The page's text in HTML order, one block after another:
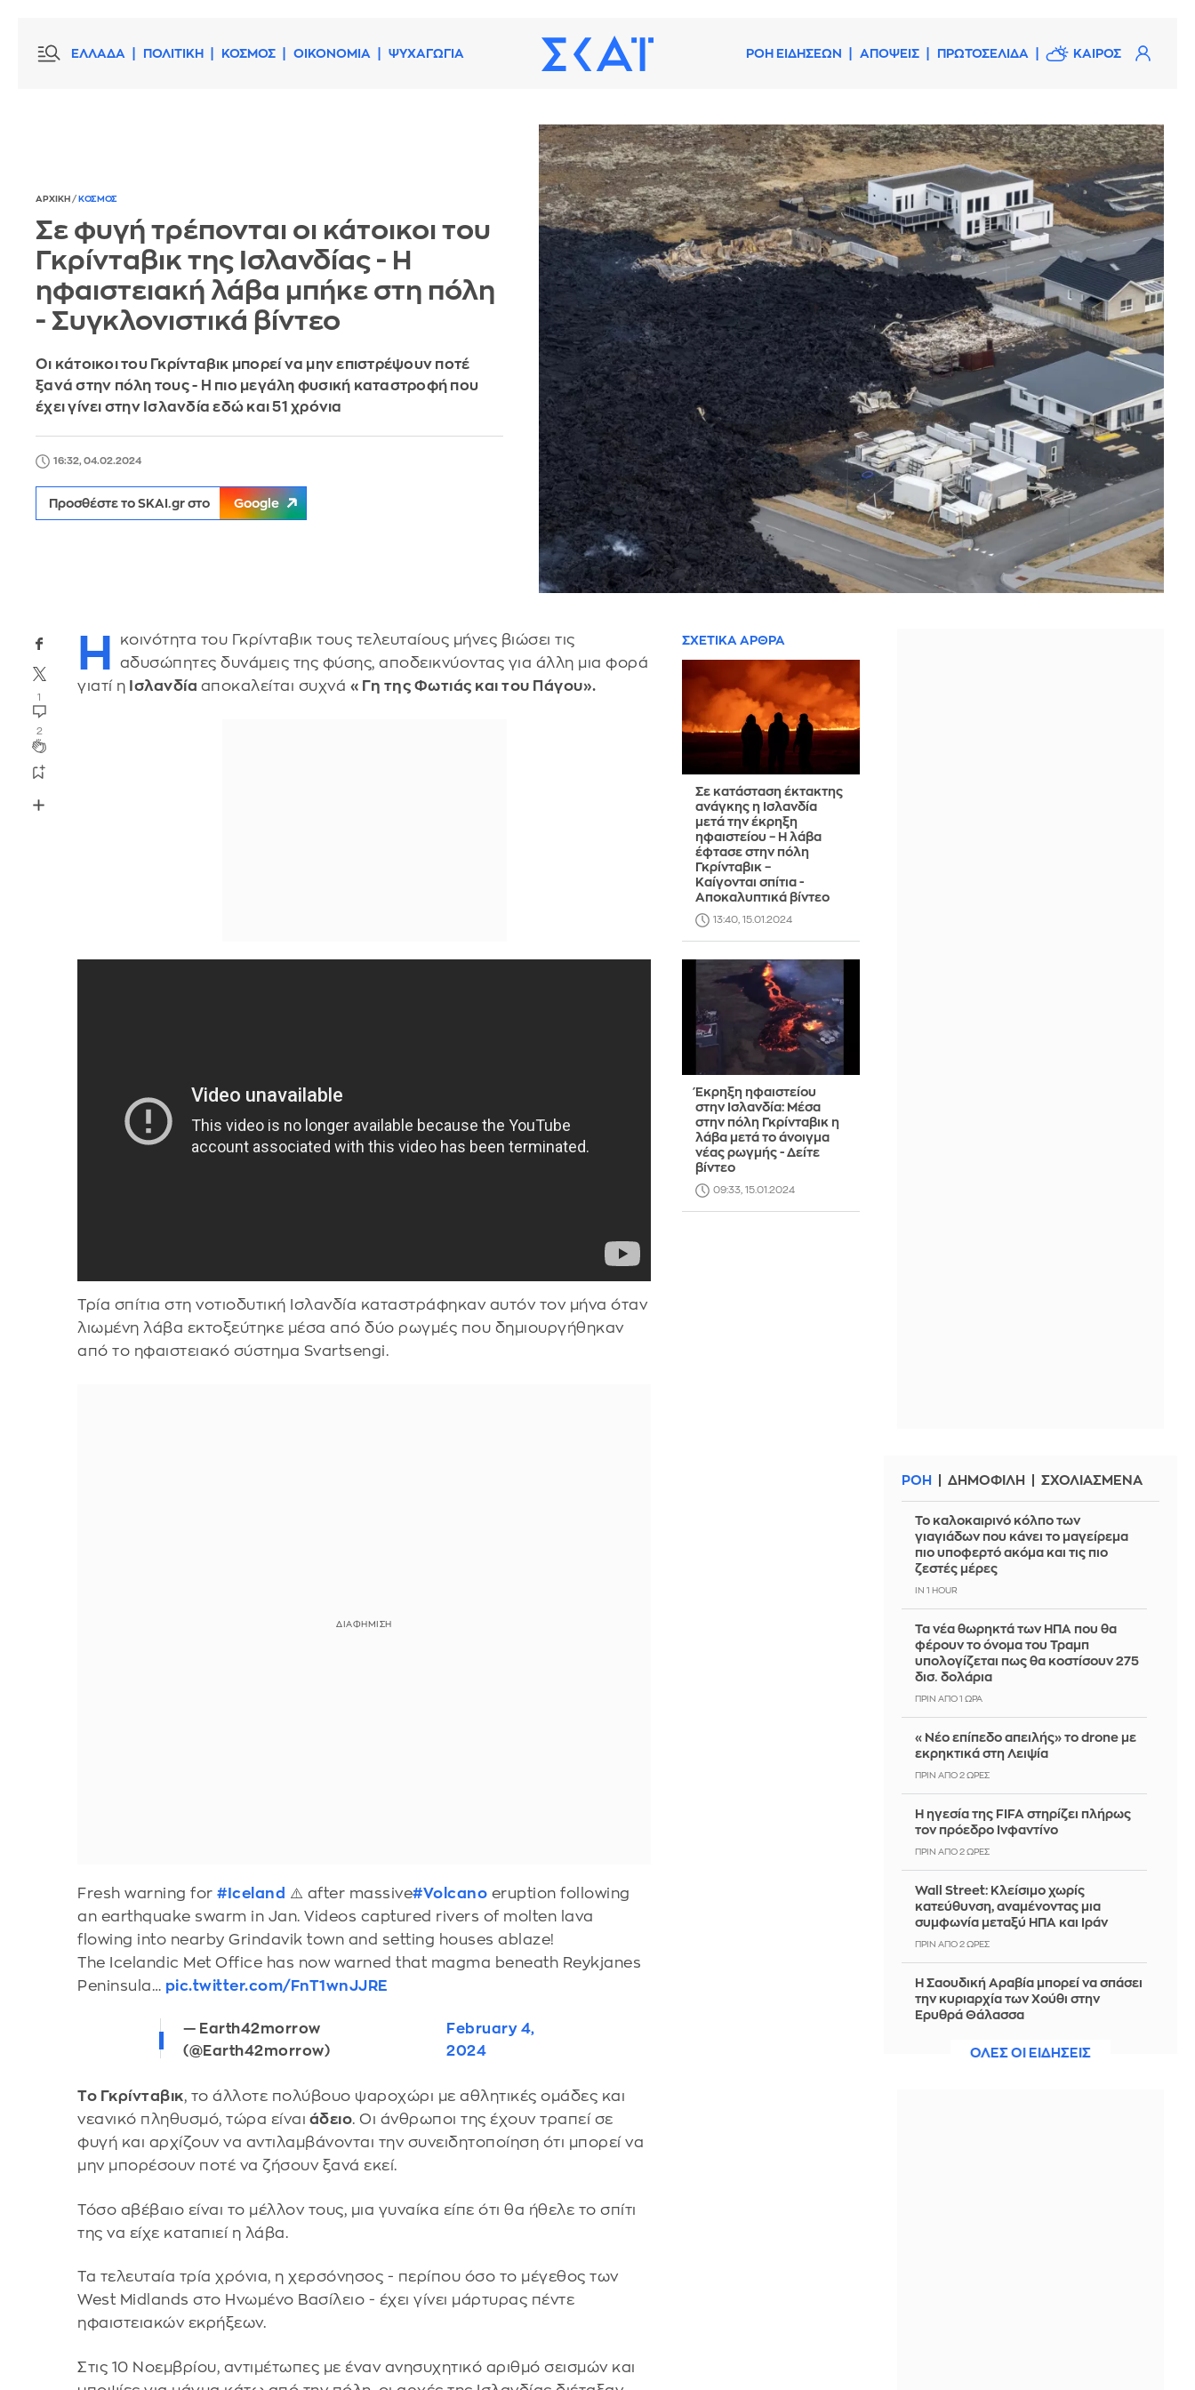
ΕΛΛΑΔΑ ΠΟΛΙΤΙΚΗ ΚΟΣΜΟΣ ΟΙΚΟΝΟΜΙΑ ΨΥΧΑΓΩΓΙΑ ΡΟΗ ΕΙΔΗΣΕΩΝ ΑΠΟΨΕΙΣ ΠΡΩΤΟΣΕΛΙΔΑ ΚΑΙΡΟΣ
ΑΡΧΙΚΗ / ΚΟΣΜΟΣ
Σε φυγή τρέπονται οι κάτοικοι του
Γκρίνταβικ της Ισλανδίας - Η
ηφαιστειακή λάβα μπήκε στη πόλη
- Συγκλονιστικά βίντεο
Οι κάτοικοι του Γκρίνταβικ μπορεί να μην επιστρέψουν ποτέ
ξανά στην πόλη τους - H πιο μεγάλη φυσική καταστροφή που
έχει γίνει στην Ισλανδία εδώ και 51 χρόνια
16:32, 04.02.2024
Προσθέστε το SKAI.gr στο Google
1
2
Η
κοινότητα του Γκρίνταβικ τoυς τελευταίους μήνες βιώσει τις
αδυσώπητες δυνάμεις της φύσης, αποδεικνύοντας για άλλη μια φορά
γιατί η Ισλανδία αποκαλείται συχνά «Γη της Φωτιάς και του Πάγου».
Τρία σπίτια στη νοτιοδυτική Ισλανδία καταστράφηκαν αυτόν τον μήνα όταν
λιωμένη λάβα εκτοξεύτηκε μέσα από δύο ρωγμές που δημιουργήθηκαν
από το ηφαιστειακό σύστημα Svartsengi.
Fresh warning for#Iceland ⚠️ after massive#Volcano eruption following
an earthquake swarm in Jan. Videos captured rivers of molten lava
flowing into nearby Grindavik town and setting houses ablaze!
The Icelandic Met Office has now warned that magma beneath Reykjanes
Peninsula… pic.twitter.com/FnT1wnJJRE
— Earth42morrow
(@Earth42morrow)
February 4,
2024
Το Γκρίνταβικ, το άλλοτε πολύβουο ψαροχώρι με αθλητικές ομάδες και
νεανικό πληθυσμό, τώρα είναι άδειο. Οι άνθρωποι της έχουν τραπεί σε
φυγή και αρχίζουν να αντιλαμβάνονται την συνειδητοποίηση ότι μπορεί να
μην μπορέσουν ποτέ να ζήσουν ξανά εκεί.
Τόσο αβέβαιο είναι το μέλλον τους, μια γυναίκα είπε ότι θα ήθελε το σπίτι
της να είχε καταπιεί η λάβα.
Τα τελευταία τρία χρόνια, η χερσόνησος - περίπου όσο το μέγεθος των
West Midlands στο Ηνωμένο Βασίλειο - έχει γίνει μάρτυρας πέντε
ηφαιστειακών εκρήξεων.
Στις 10 Νοεμβρίου, αντιμέτωπες με έναν ανησυχητικό αριθμό σεισμών και
ΣΧΕΤΙΚΑ ΑΡΘΡΑ
Σε κατάσταση έκτακτης
ανάγκης η Ισλανδία
μετά την έκρηξη
ηφαιστείου – Η λάβα
έφτασε στην πόλη
Γκρίνταβικ –
Καίγονται σπίτια -
Αποκαλυπτικά βίντεο
13:40, 15.01.2024
Έκρηξη ηφαιστείου
στην Ισλανδία: Μέσα
στην πόλη Γκρίνταβικ η
λάβα μετά το άνοιγμα
νέας ρωγμής - Δείτε
βίντεο
09:33, 15.01.2024
ΡΟΗ ΔΗΜΟΦΙΛΗ ΣΧΟΛΙΑΣΜΕΝΑ
Το καλοκαιρινό κόλπο των
γιαγιάδων που κάνει το μαγείρεμα
πιο υποφερτό ακόμα και τις πιο
ζεστές μέρες
IN 1 HOUR
Τα νέα θωρηκτά των ΗΠΑ που θα
φέρουν το όνομα του Τραμπ
υπολογίζεται πως θα κοστίσουν 275
δισ. δολάρια
ΠΡΙΝ ΑΠΌ 1 ΏΡΑ
«Νέο επίπεδο απειλής» το drone με
εκρηκτικά στη Λειψία
ΠΡΙΝ ΑΠΌ 2 ΏΡΕΣ
Η ηγεσία της FIFA στηρίζει πλήρως
τον πρόεδρο Ινφαντίνο
ΠΡΙΝ ΑΠΌ 2 ΏΡΕΣ
Wall Street: Κλείσιμο χωρίς
κατεύθυνση, αναμένοντας μια
συμφωνία μεταξύ ΗΠΑ και Ιράν
ΠΡΙΝ ΑΠΌ 2 ΏΡΕΣ
Η Σαουδική Αραβία μπορεί να σπάσει
την κυριαρχία των Χούθι στην
Ερυθρά Θάλασσα
ΟΛΕΣ ΟΙ ΕΙΔΗΣΕΙΣ